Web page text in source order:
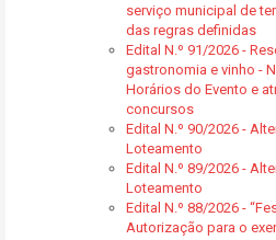
serviço municipal de
das regras definidas
Edital N.º 91/2026 -
gastronomia e vinho -
Horários do Evento e
concursos
Edital N.º 90/2026 -
Loteamento
Edital N.º 89/2026 -
Loteamento
Edital N.º 88/2026 -
Autorização para o